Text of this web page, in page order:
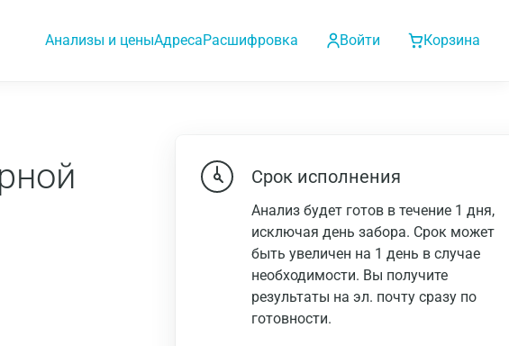
Анализы и ценыАдресаРасшифровка Войти Корзина
Срок исполнения
Анализ будет готов в течение 1 дня,
исключая день забора. Срок может
быть увеличен на 1 день в случае
необходимости. Вы получите
результаты на эл. почту сразу по
готовности.